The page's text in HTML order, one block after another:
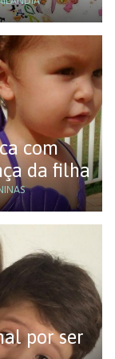
com
da filha
por ser